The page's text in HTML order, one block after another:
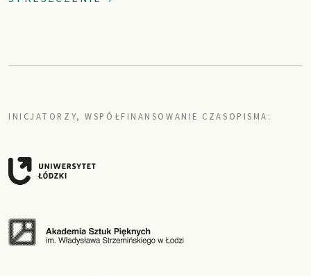
INICJATORZY, WSPÓŁFINANSOWANIE CZASOPISMA: